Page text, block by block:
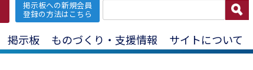
掲示板への新規会員
登録の方法はこちら
掲示板 ものづくり・支援情報 サイトについて
お問い合わせ